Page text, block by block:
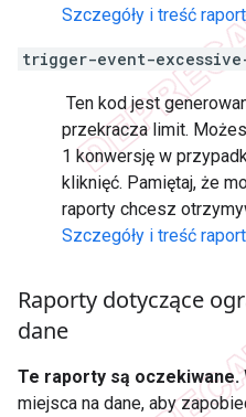
Szczegóły i treść
trigger-event-
Ten kod jest
przekracza limit.
1 konwersję w
kliknięć. Pamiętaj, że
raporty chcesz
Szczegóły i treść
Raporty dotyczące
dane
Te raporty są oczekiwane.
miejsca na dane, aby